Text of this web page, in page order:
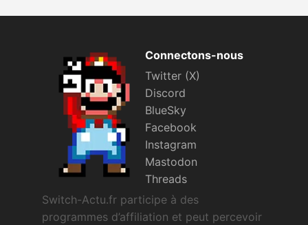
Connectons-nous
Twitter (X)
Discord
BlueSky
Facebook
Instagram
Mastodon
Threads
Switch-Actu.fr participe à des
programmes d’affiliation et peut percevoir